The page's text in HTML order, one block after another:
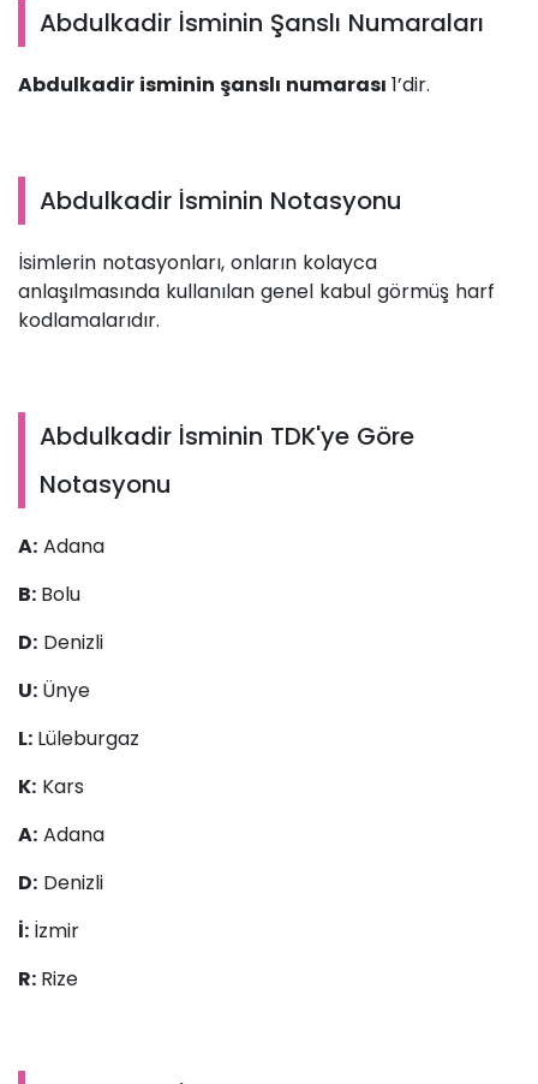
Abdulkadir İsminin Şanslı Numaraları
Abdulkadir isminin şanslı numarası 1’dir.
Abdulkadir İsminin Notasyonu
İsimlerin notasyonları, onların kolayca
anlaşılmasında kullanılan genel kabul görmüş harf
kodlamalarıdır.
Abdulkadir İsminin TDK'ye Göre
Notasyonu
A: Adana
B: Bolu
D: Denizli
U: Ünye
L: Lüleburgaz
K: Kars
A: Adana
D: Denizli
İ: İzmir
R: Rize